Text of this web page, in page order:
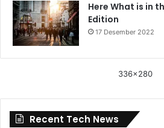
Here What is in
Edition
17 Desember 2022
336x280
Recent Tech News